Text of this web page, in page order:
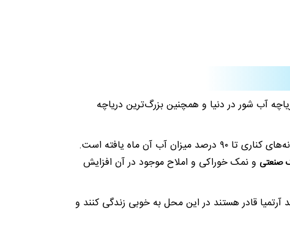
آب شور در دنیا و همچنین بزرگ‌ترین دریاچه
این دریاچه ۱۰۲ جزیره دارد و در سال‌های به دلایلی همچون خشکسالی و برداشت‌های غیر مجاز و غیر قانونی از آب رودخانه‌های کناری تا ۹۰ درصد میزان آب آن ماه یافته است.
صنعتی و نمک خوراکی و املاح موجود در آن افزایش
قادر هستند در این محل به خوبی زندگی کنند و